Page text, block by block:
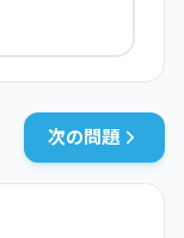
次の問題